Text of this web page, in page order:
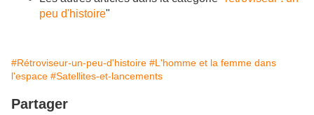
peu d'histoire"
#Rétroviseur-un-peu-d'histoire #L'homme et la femme dans
l'espace #Satellites-et-lancements
Partager